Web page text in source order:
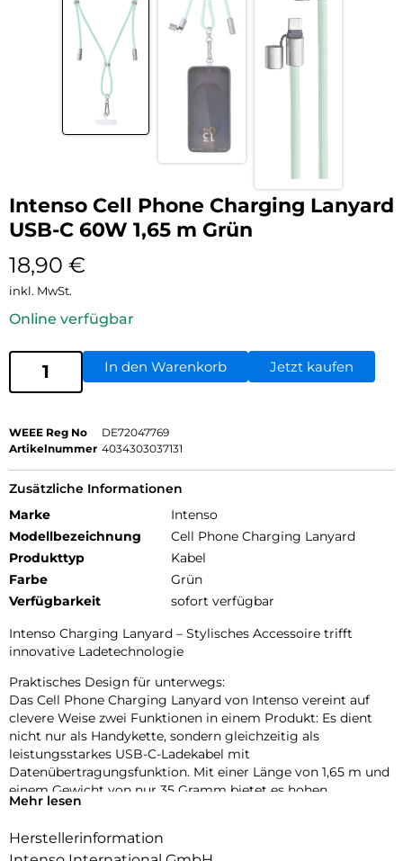
Intenso Cell Phone Charging Lanyard
USB-C 60W 1,65 m Grün
18,90 €
inkl. MwSt.
Online verfügbar
In den Warenkorb Jetzt kaufen
WEEE Reg No
DE72047769
Artikelnummer 4034303037131
Zusätzliche Informationen
Marke
Intenso
Modellbezeichnung
Cell Phone Charging Lanyard
Produkttyp
Kabel
Farbe
Grün
Verfügbarkeit
sofort verfügbar
Intenso Charging Lanyard – Stylisches Accessoire trifft
innovative Ladetechnologie
Praktisches Design für unterwegs:
Das Cell Phone Charging Lanyard von Intenso vereint auf
clevere Weise zwei Funktionen in einem Produkt: Es dient
nicht nur als Handykette, sondern gleichzeitig als
leistungsstarkes USB-C-Ladekabel mit
Datenübertragungsfunktion. Mit einer Länge von 1,65 m und
einem Gewicht von nur 35 Gramm bietet es hohen
Tragekomfort und optimale Bewegungsfreiheit – ob beim
verstellbaren Länge lässt sich das Lanyard individuell
Mehr lesen
Herstellerinformation